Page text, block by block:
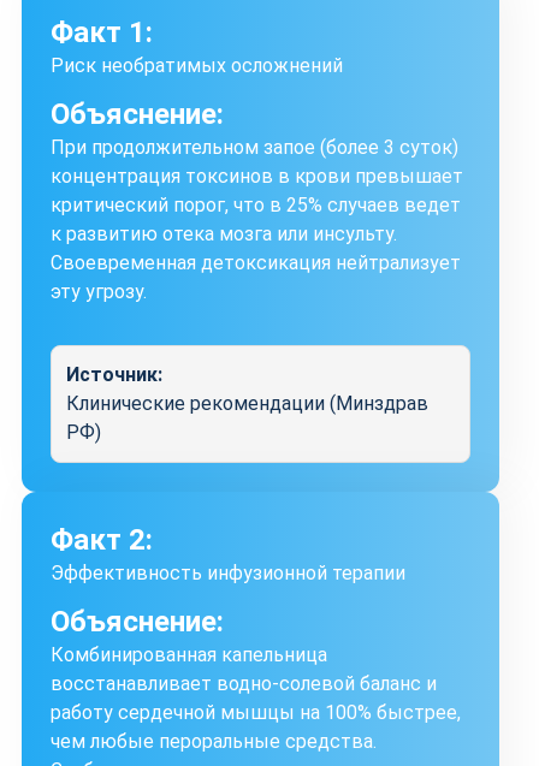
Факт 1:
Риск необратимых осложнений
Объяснение:
При продолжительном запое (более 3 суток)
концентрация токсинов в крови превышает
критический порог, что в 25% случаев ведет
к развитию отека мозга или инсульту.
Своевременная детоксикация нейтрализует
эту угрозу.
Источник:
Клинические рекомендации (Минздрав
РФ)
Факт 2:
Эффективность инфузионной терапии
Объяснение:
Комбинированная капельница
восстанавливает водно-солевой баланс и
работу сердечной мышцы на 100% быстрее,
чем любые пероральные средства.